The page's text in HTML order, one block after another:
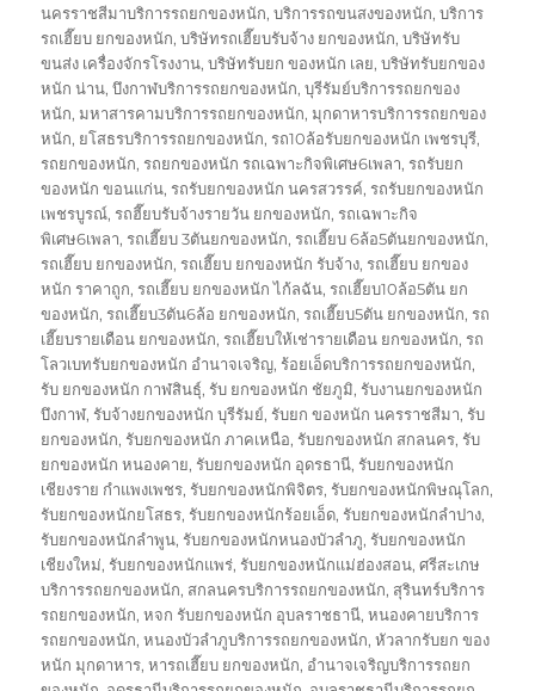
นครราชสีมาบริการรถยกของหนัก,บริการรถขนสงของหนัก,บริการ
รถเฮี๊ยบ ยกของหนัก,บริษัทรถเฮี๊ยบรับจ้าง ยกของหนัก,บริษัทรับ
ขนส่ง เครื่องจักรโรงงาน,บริษัทรับยก ของหนัก เลย,บริษัทรับยกของ
หนัก น่าน,บึงกาฬบริการรถยกของหนัก,บุรีรัมย์บริการรถยกของ
หนัก,มหาสารคามบริการรถยกของหนัก,มุกดาหารบริการรถยกของ
หนัก, ยโสธรบริการรถยกของหนัก,รถ10ล้อรับยกของหนัก เพชรบุรี,
รถยกของหนัก,รถยกของหนัก รถเฉพาะกิจพิเศษ6เพลา,รถรับยก
ของหนัก ขอนแก่น,รถรับยกของหนัก นครสวรรค์,รถรับยกของหนัก
เพชรบูรณ์,รถฮี๊ยบรับจ้างรายวัน ยกของหนัก,รถเฉพาะกิจ
พิเศษ6เพลา,รถเฮี๊ยบ 3ตันยกของหนัก,รถเฮี๊ยบ 6ล้อ5ตันยกของหนัก,
รถเฮี๊ยบ ยกของหนัก,รถเฮี๊ยบ ยกของหนัก รับจ้าง,รถเฮี๊ยบ ยกของ
หนัก ราคาถูก,รถเฮี๊ยบ ยกของหนัก ไก้ลฉัน,รถเฮี๊ยบ10ล้อ5ตัน ยก
ของหนัก,รถเฮี๊ยบ3ตัน6ล้อ ยกของหนัก,รถเฮี๊ยบ5ตัน ยกของหนัก,รถ
เฮี๊ยบรายเดือน ยกของหนัก,รถเฮี๊ยบให้เช่ารายเดือน ยกของหนัก,รถ
โลวเบทรับยกของหนัก อำนาจเจริญ,ร้อยเอ็ดบริการรถยกของหนัก,
รับ ยกของหนัก กาฬสินธุ์,รับ ยกของหนัก ชัยภูมิ,รับงานยกของหนัก
บึงกาฬ,รับจ้างยกของหนัก บุรีรัมย์,รับยก ของหนัก นครราชสีมา,รับ
ยกของหนัก,รับยกของหนัก ภาคเหนือ,รับยกของหนัก สกลนคร,รับ
ยกของหนัก หนองคาย,รับยกของหนัก อุดรธานี,รับยกของหนัก
เชียงราย กำแพงเพชร,รับยกของหนักพิจิตร,รับยกของหนักพิษณุโลก,
รับยกของหนักยโสธร,รับยกของหนักร้อยเอ็ด,รับยกของหนักลำปาง,
รับยกของหนักลำพูน,รับยกของหนักหนองบัวลำภู,รับยกของหนัก
เชียงใหม่,รับยกของหนักแพร่,รับยกของหนักแม่ฮ่องสอน,ศรีสะเกษ
บริการรถยกของหนัก, สกลนครบริการรถยกของหนัก, สุรินทร์บริการ
รถยกของหนัก,หจก รับยกของหนัก อุบลราชธานี,หนองคายบริการ
รถยกของหนัก,หนองบัวลำภูบริการรถยกของหนัก,หัวลากรับยก ของ
หนัก มุกดาหาร,หารถเฮี๊ยบ ยกของหนัก, อำนาจเจริญบริการรถยก